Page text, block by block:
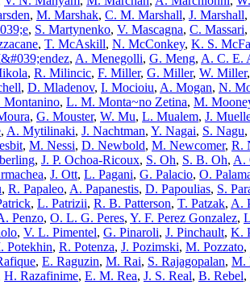
, M. Marshak, C. M. Marshall, J. Marshall,
, S. Martynenko, V. Mascagna, C. Massari,
, T. McAskill, N. McConkey, K. S.
, A. Menegolli, G. Meng, A. C. E.
, R. Milincic, F. Miller, G. Miller, W. Miller,
, D. Mladenov, I. Mocioiu, A. Mogan, N.
Montanino, L. M. Monta~no Zetina, M.
, G. Mouster, W. Mu, L. Mualem, J.
, A. Mytilinaki, J. Nachtman, Y. Nagai, S. Nagu,
, M. Nessi, D. Newbold, M. Newcomer, R.
, J. P. Ochoa-Ricoux, S. Oh, S. B. Oh, A.
, J. Ott, L. Pagani, G. Palacio, O.
, R. Papaleo, A. Papanestis, D. Papoulias, S.
, L. Patrizii, R. B. Patterson, T. Patzak, A.
Penzo, O. L. G. Peres, Y. F. Perez Gonzalez,
, V. L. Pimentel, G. Pinaroli, J. Pinchault, K.
Potekhin, R. Potenza, J. Pozimski, M. Pozzato,
, E. Raguzin, M. Rai, S. Rajagopalan, M.
H. Razafinime, E. M. Rea, J. S. Real, B. Rebel,